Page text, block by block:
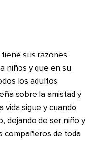
tiene sus razones
niños y que en su
los adultos
sobre la amistad y
vida sigue y cuando
dejando de ser niño y
compañeros de toda